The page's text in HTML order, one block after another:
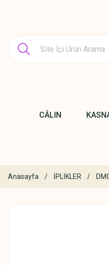
CÂLIN
Anasayfa İPLİKLER